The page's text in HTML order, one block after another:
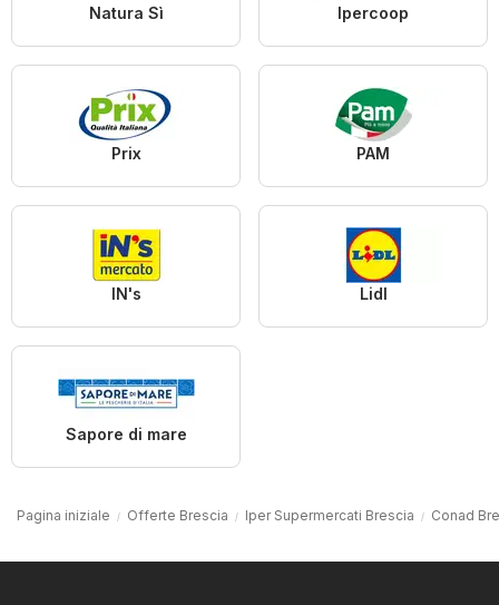
Natura Sì Ipercoop
Prix PAM
IN's Lidl
Sapore di mare
Pagina iniziale Offerte Brescia Iper Supermercati Brescia Conad